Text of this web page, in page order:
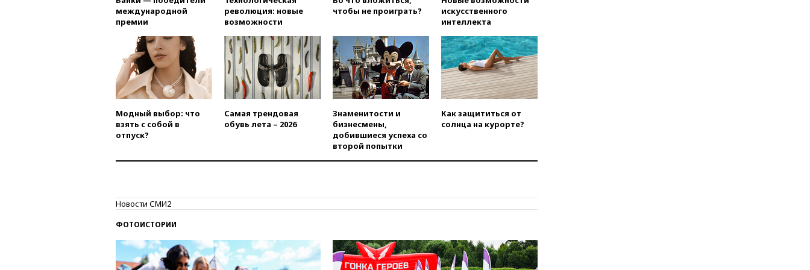
временную защиту для
военнообязанных украинцев
вчера, 17:45Шуваев сообщил
об учащении атак ВСУ на
Белгородскую область
вчера, 17:35Шуваев за два с
половиной месяца посетил
все округа Белгородской
области
вчера, 17:25 Путин встретился
с врио губернатора
Шуваевым
введен план «Ковер»
вчера, 16:55При атаке дрона
международной
премии
революция: новые
возможности
чтобы не проиграть?
искусственного
интеллекта
Модный выбор: что
взять с собой в
отпуск?
Самая трендовая
обувь лета – 2026
Знаменитости и
бизнесмены,
добившиеся успеха со
второй попытки
Как защититься от
солнца на курорте?
Новости СМИ2
ФОТОИСТОРИИ